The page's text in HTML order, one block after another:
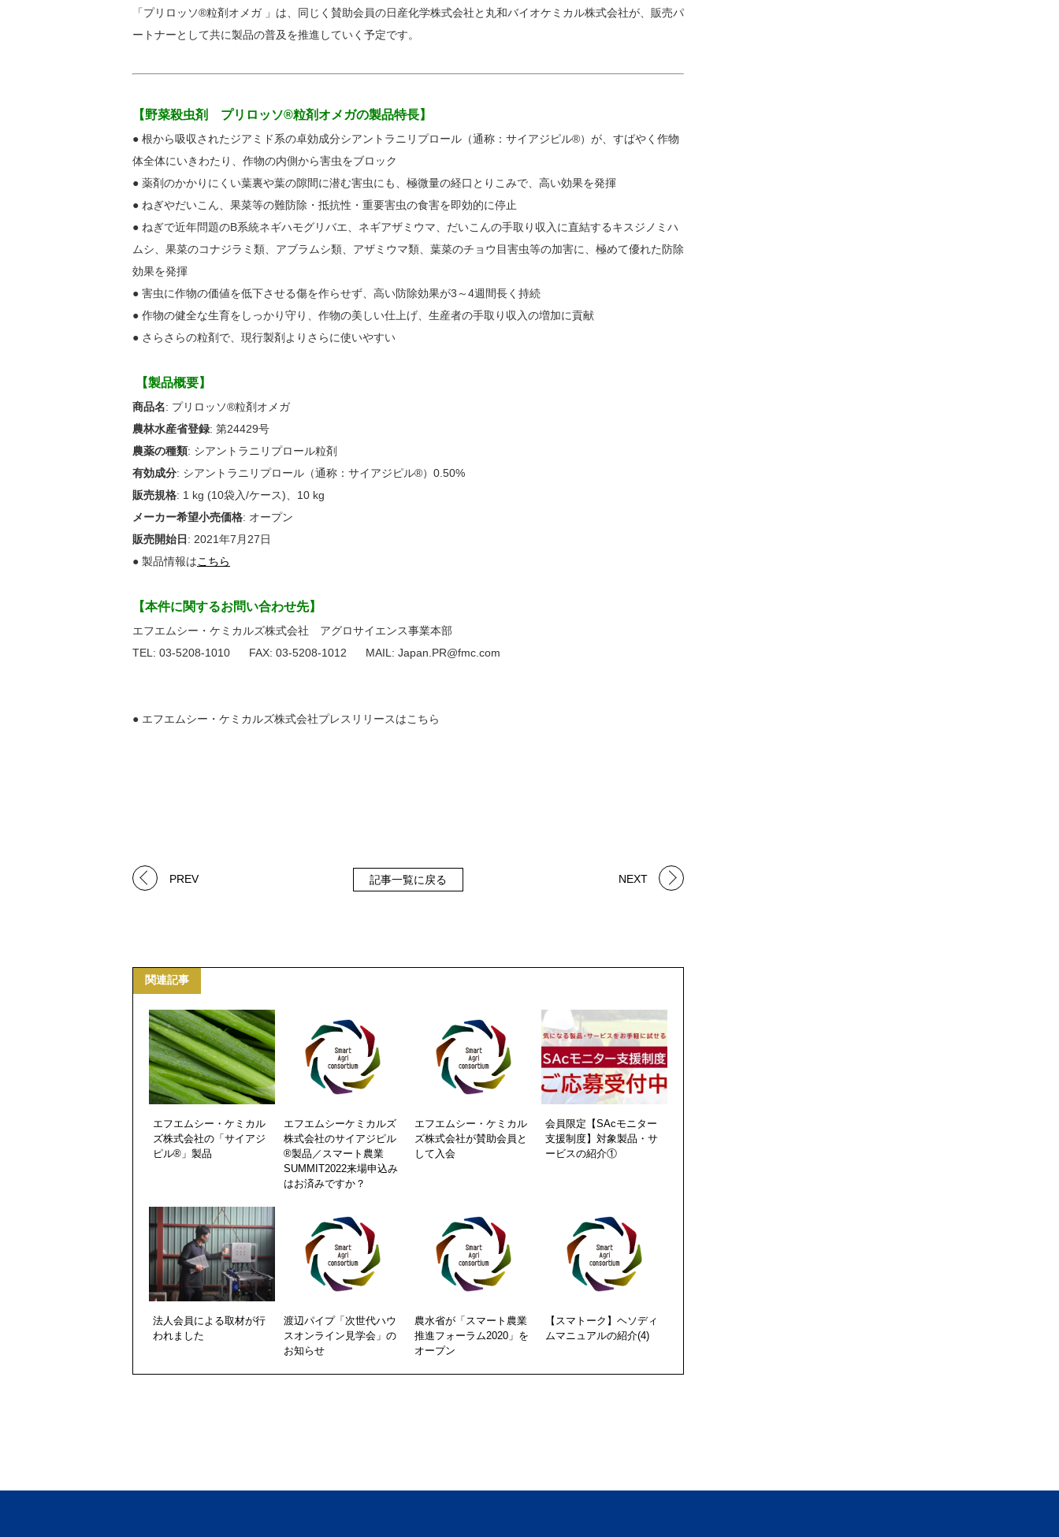
「プリロッソ®粒剤オメガ 」は、同じく賛助会員の日産化学株式会社と丸和バイオケミカル株式会社が、販売パ
ートナーとして共に製品の普及を推進していく予定です。
【野菜殺虫剤 プリロッソ®粒剤オメガの製品特長】
● 根から吸収されたジアミド系の卓効成分シアントラニリプロール（通称：サイアジピル®）が、すばやく作物
体全体にいきわたり、作物の内側から害虫をブロック
● 薬剤のかかりにくい葉裏や葉の隙間に潜む害虫にも、極微量の経口とりこみで、高い効果を発揮
● ねぎやだいこん、果菜等の難防除・抵抗性・重要害虫の食害を即効的に停止
● ねぎで近年問題のB系統ネギハモグリバエ、ネギアザミウマ、だいこんの手取り収入に直結するキスジノミハ
ムシ、果菜のコナジラミ類、アブラムシ類、アザミウマ類、葉菜のチョウ目害虫等の加害に、極めて優れた防除
効果を発揮
● 害虫に作物の価値を低下させる傷を作らせず、高い防除効果が3～4週間長く持続
● 作物の健全な生育をしっかり守り、作物の美しい仕上げ、生産者の手取り収入の増加に貢献
● さらさらの粒剤で、現行製剤よりさらに使いやすい
【製品概要】
商品名: プリロッソ®粒剤オメガ
農林水産省登録: 第24429号
農薬の種類: シアントラニリプロール粒剤
有効成分: シアントラニリプロール（通称：サイアジピル®）0.50%
販売規格: 1 kg (10袋入/ケース)、10 kg
メーカー希望小売価格: オープン
販売開始日 : 2021年7月27日
● 製品情報はこちら
【本件に関するお問い合わせ先】
エフエムシー・ケミカルズ株式会社 アグロサイエンス事業本部
TEL: 03-5208-1010 FAX: 03-5208-1012 MAIL: Japan.PR@fmc.com
● エフエムシー・ケミカルズ株式会社プレスリリースはこちら
PREV 記事一覧に戻る NEXT
関連記事
エフエムシー・ケミカル
ズ株式会社の「サイアジ
ピル®」製品
エフエムシーケミカルズ
株式会社のサイアジピル
®製品／スマート農業
SUMMIT2022来場申込み
はお済みですか？
エフエムシー・ケミカル
ズ株式会社が賛助会員と
して入会
会員限定【SAcモニター
支援制度】対象製品・サ
ービスの紹介①
法人会員による取材が行
われました
渡辺パイプ「次世代ハウ
スオンライン見学会」の
お知らせ
農水省が「スマート農業
推進フォーラム2020」を
オープン
【スマトーク】ヘソディ
ムマニュアルの紹介(4)